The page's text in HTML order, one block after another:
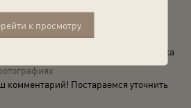
к просмотру
но­ме­ра (и сю­же­ту) это фото В.Кар­ри­ка
комментарий! Постараемся уточнить